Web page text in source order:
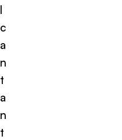
l
c
a
n
t
a
n
t